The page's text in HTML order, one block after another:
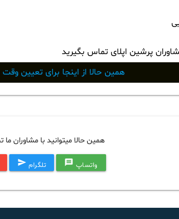
پرشین اپلای تماس بگیرید
همین حالا از اینجا برای تعیین
همین حالا میتوانید با مشاوران
واتساپ message تلگرام send